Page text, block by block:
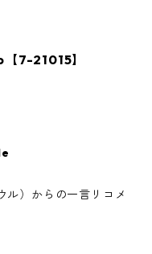
7-21015】
ル）からの一言リコメ